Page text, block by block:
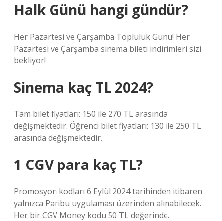
Halk Günü hangi gündür?
Her Pazartesi ve Çarşamba Topluluk Günü! Her
Pazartesi ve Çarşamba sinema bileti indirimleri sizi
bekliyor!
Sinema kaç TL 2024?
Tam bilet fiyatları: 150 ile 270 TL arasında
değişmektedir. Öğrenci bilet fiyatları: 130 ile 250 TL
arasında değişmektedir.
1 CGV para kaç TL?
Promosyon kodları 6 Eylül 2024 tarihinden itibaren
yalnızca Paribu uygulaması üzerinden alınabilecek.
Her bir CGV Money kodu 50 TL değerinde.